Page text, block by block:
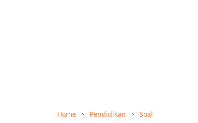
Home Pendidikan Soal